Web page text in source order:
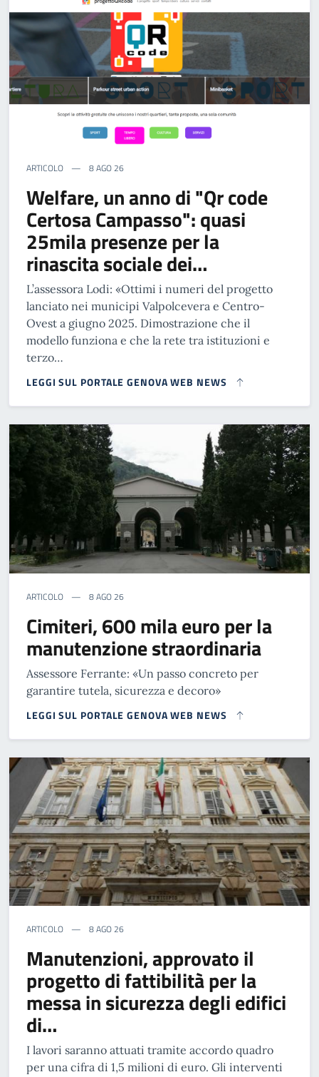
ARTICOLO 8 AGO 26
Welfare, un anno di "Qr code
Certosa Campasso": quasi
25mila presenze per la
rinascita sociale dei…
L’assessora Lodi: «Ottimi i numeri del progetto
lanciato nei municipi Valpolcevera e Centro-
Ovest a giugno 2025. Dimostrazione che il
modello funziona e che la rete tra istituzioni e
terzo…
LEGGI SUL PORTALE GENOVA WEB NEWS
ARTICOLO 8 AGO 26
Cimiteri, 600 mila euro per la
manutenzione straordinaria
Assessore Ferrante: «Un passo concreto per
garantire tutela, sicurezza e decoro»
LEGGI SUL PORTALE GENOVA WEB NEWS
ARTICOLO 8 AGO 26
Manutenzioni, approvato il
progetto di fattibilità per la
messa in sicurezza degli edifici
di…
I lavori saranno attuati tramite accordo quadro
per una cifra di 1,5 milioni di euro. Gli interventi